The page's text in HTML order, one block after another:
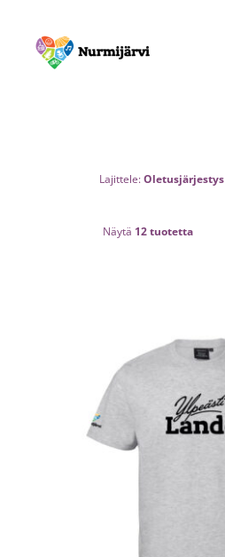
content
Lajittele:Oletusjärjestys
Näytä 12 tuotetta